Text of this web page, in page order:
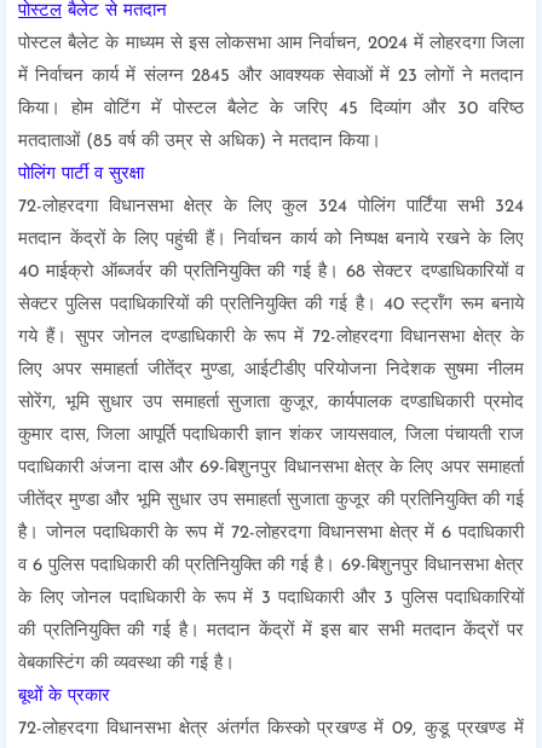
पोस्टल बैलेट से मतदान
पोस्टल बैलेट के माध्यम से इस लोकसभा आम निर्वाचन, 2024 में लोहरदगा जिला
में निर्वाचन कार्य में संलग्न 2845 और आवश्यक सेवाओं में 23 लोगों ने मतदान
किया। होम वोटिंग में पोस्टल बैलेट के जरिए 45 दिव्यांग और 30 वरिष्ठ
मतदाताओं (85 वर्ष की उम्र से अधिक) ने मतदान किया।
पोलिंग पार्टी व सुरक्षा
72-लोहरदगा विधानसभा क्षेत्र के लिए कुल 324 पोलिंग पार्टिंया सभी 324
मतदान केंद्रों के लिए पहुंची हैं। निर्वाचन कार्य को निष्पक्ष बनाये रखने के लिए
40 माईक्रो ऑब्जर्वर की प्रतिनियुक्ति की गई है। 68 सेक्टर दण्डाधिकारियों व
सेक्टर पुलिस पदाधिकारियों की प्रतिनियुक्ति की गई है। 40 स्ट्रॉंग रूम बनाये
गये हैं। सुपर जोनल दण्डाधिकारी के रूप में 72-लोहरदगा विधानसभा क्षेत्र के
लिए अपर समाहर्ता जीतेंद्र मुण्डा, आईटीडीए परियोजना निदेशक सुषमा नीलम
सोरेंग, भूमि सुधार उप समाहर्ता सुजाता कुजूर, कार्यपालक दण्डाधिकारी प्रमोद
कुमार दास, जिला आपूर्ति पदाधिकारी ज्ञान शंकर जायसवाल, जिला पंचायती राज
पदाधिकारी अंजना दास और 69-बिशुनपुर विधानसभा क्षेत्र के लिए अपर समाहर्ता
जीतेंद्र मुण्डा और भूमि सुधार उप समाहर्ता सुजाता कुजूर की प्रतिनियुक्ति की गई
है। जोनल पदाधिकारी के रूप में 72-लोहरदगा विधानसभा क्षेत्र में 6 पदाधिकारी
व 6 पुलिस पदाधिकारी की प्रतिनियुक्ति की गई है। 69-बिशुनपुर विधानसभा क्षेत्र
के लिए जोनल पदाधिकारी के रूप में 3 पदाधिकारी और 3 पुलिस पदाधिकारियों
की प्रतिनियुक्ति की गई है। मतदान केंद्रों में इस बार सभी मतदान केंद्रों पर
वेबकास्टिंग की व्यवस्था की गई है।
बूथों के प्रकार
72-लोहरदगा विधानसभा क्षेत्र अंतर्गत किस्को प्रखण्ड में 09, कुडू प्रखण्ड में